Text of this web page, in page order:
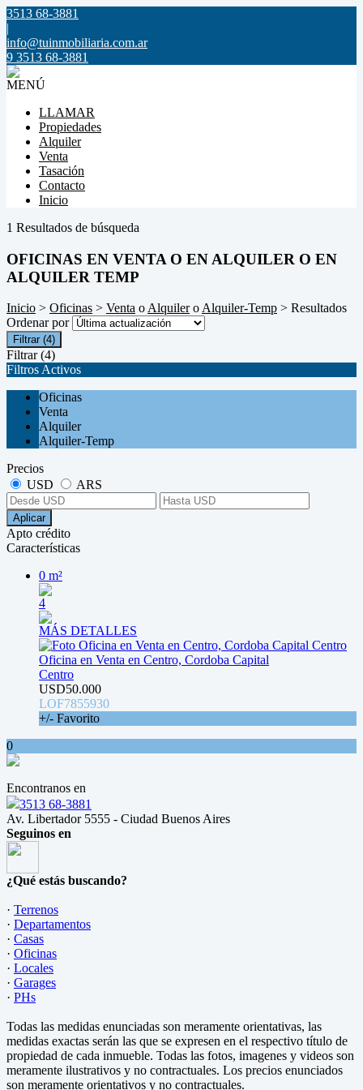
3513 68-3881
|
info@tuinmobiliaria.com.ar
9 3513 68-3881
MENÚ
LLAMAR
Propiedades
Alquiler
Venta
Tasación
Contacto
Inicio
1 Resultados de búsqueda
OFICINAS EN VENTA O EN ALQUILER O EN
ALQUILER TEMP
Inicio > Oficinas > Venta oAlquileroAlquiler-Temp > Resultados
Ordenar por
Filtrar (4)
Filtrar (4)
Filtros Activos
Oficinas
Venta
Alquiler
Alquiler-Temp
Precios
USD
ARS
Aplicar
Apto crédito
Características
0 m²
4
MÁS DETALLES
Oficina en Venta en Centro, Cordoba Capital
Centro
USD50.000
LOF7855930
+/- Favorito
0
Encontranos en
3513 68-3881
Av. Libertador 5555 - Ciudad Buenos Aires
Seguinos en
¿Qué estás buscando?
· Terrenos
· Departamentos
· Casas
· Oficinas
· Locales
· Garages
· PHs
Todas las medidas enunciadas son meramente orientativas, las
medidas exactas serán las que se expresen en el respectivo título de
propiedad de cada inmueble. Todas las fotos, imagenes y videos son
meramente ilustrativos y no contractuales. Los precios enunciados
son meramente orientativos y no contractuales.